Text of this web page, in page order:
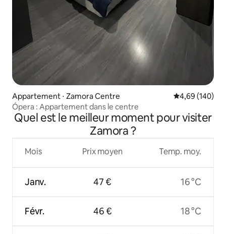
Appartement ⋅ Zamora Centre Évaluation
4,69 (140)
Ópera : Appartement dans le centre
Quel est le meilleur moment pour visiter
Zamora ?
Mois
Janv.
Févr.
Prix moyen
47 €
46 €
Temp. moy.
16 °C
18 °C